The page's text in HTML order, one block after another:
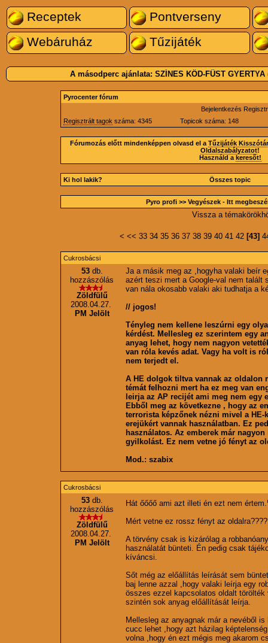
Receptek
Pontverseny
Webáruház
Tűzijáték
A másodperc ajánlata: SZÍNES KÖD-FÜST
Pyrocenter fórum
Bejelentkezés
Regisztrált tagok száma: 4345 Topicok száma: 148
Fórumozás előtt mindenképpen olvasd el a Tűzijáték
Oldalszabályzatot!
Használd a keresőt!
Ki hol lakik? Összes topic
Pyro profi>> Vegyészek - Itt
Vissza a
< << 33 34 35 36 37 38 39 40 41 42 [43]
Cukrosbácsi
53db.
hozzászólás
Zöldfülű
2008.04.27.
PM Jelölt
Ja a másik meg az ,hogyha valaki beír
azért teszi mert a Google-val nem talált
van nála okosabb valaki aki tudhatja a
// jogos!
Tényleg nem kellene leszúrni egy
kérdést. Mellesleg ez szerintem egy
anyag lehet, hogy nem nagyon
van róla kevés adat. Vagy ha volt is
nem terjedt el.
A HE dolgok tiltva vannak az oldalon
témát felhozni mert ha ez meg van
leirja az AP recijét ami meg nem egy
Ebből meg az következne , hogy az
terrorista képzőnek nézni mivel a HE-
erejükért vannak használatban. Ez
használatos. Az emberek már
gyilkolást. Ez nem vetne jó fényt az
Mod.: szabix
Cukrosbácsi
53db.
hozzászólás
Zöldfülű
2008.04.27.
PM Jelölt
Hát őőőő ami azt illeti én ezt nem értem.
Mért vetne ez rossz fényt az
A törvény csak is kizárólag a
használatát bünteti. Én pedig csak
kíváncsi.
Sőt még az előállítás leírását sem
baj lenne azzal ,hogy valaki leírja egy
összes ezzel kapcsolatos oldalt
szintén sok anyag előállítását leírja.
Mellesleg az anyagnak már a nevéből
cucc lehet ,hogy azt házilag
volna ,hogy én ezt mégis meg akarom